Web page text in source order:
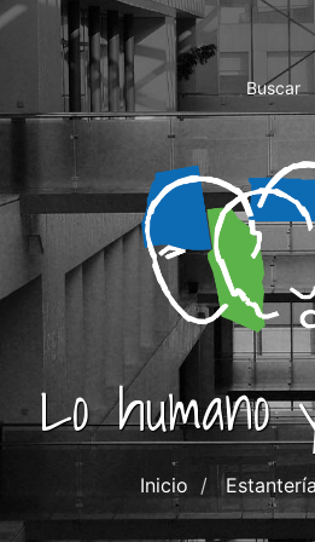
Top
Menu
Buscar
Lo humano
Inicio